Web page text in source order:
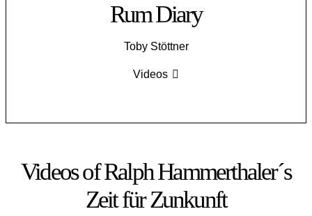
Rum Diary
Toby Stöttner
Videos
Videos of Ralph Hammerthaler´s
Zeit für Zunkunft